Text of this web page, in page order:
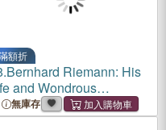
額折
Bernhard Riemann: His
and Wondrous
Legacy
無庫存